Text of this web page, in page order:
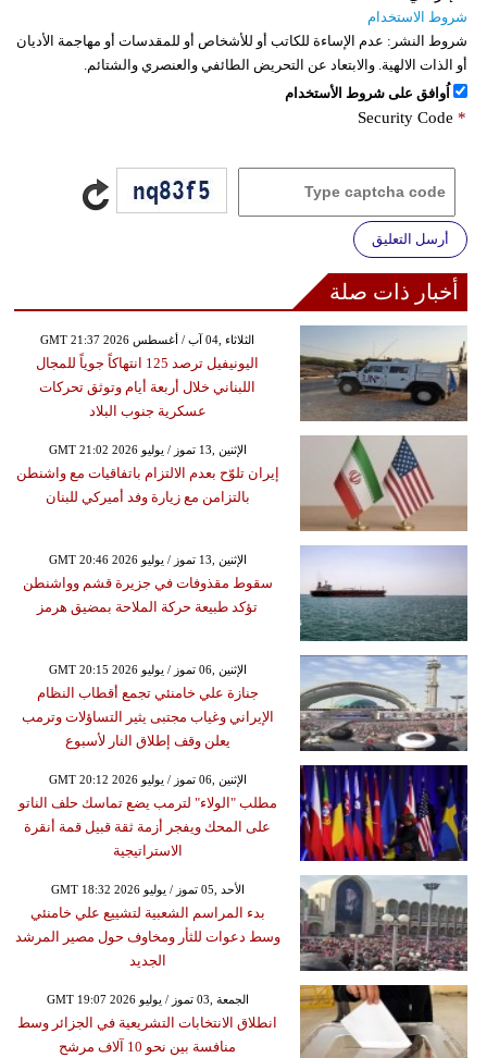
شروط الاستخدام
شروط النشر: عدم الإساءة للكاتب أو للأشخاص أو للمقدسات أو مهاجمة الأديان
أو الذات الالهية. والابتعاد عن التحريض الطائفي والعنصري والشتائم.
اُوافق على شروط الأستخدام
Security Code *
أرسل التعليق
أخبار ذات صلة
GMT 21:37 2026 الثلاثاء ,04 آب / أغسطس
اليونيفيل ترصد 125 انتهاكاً جوياً للمجال
اللبناني خلال أربعة أيام وتوثق تحركات
عسكرية جنوب البلاد
GMT 21:02 2026 الإثنين ,13 تموز / يوليو
إيران تلوّح بعدم الالتزام باتفاقيات مع واشنطن
بالتزامن مع زيارة وفد أميركي للبنان
GMT 20:46 2026 الإثنين ,13 تموز / يوليو
سقوط مقذوفات في جزيرة قشم وواشنطن
تؤكد طبيعة حركة الملاحة بمضيق هرمز
GMT 20:15 2026 الإثنين ,06 تموز / يوليو
جنازة علي خامنئي تجمع أقطاب النظام
الإيراني وغياب مجتبى يثير التساؤلات وترمب
يعلن وقف إطلاق النار لأسبوع
GMT 20:12 2026 الإثنين ,06 تموز / يوليو
مطلب "الولاء" لترمب يضع تماسك حلف الناتو
على المحك ويفجر أزمة ثقة قبيل قمة أنقرة
الاستراتيجية
GMT 18:32 2026 الأحد ,05 تموز / يوليو
بدء المراسم الشعبية لتشييع علي خامنئي
وسط دعوات للثأر ومخاوف حول مصير المرشد
الجديد
GMT 19:07 2026 الجمعة ,03 تموز / يوليو
انطلاق الانتخابات التشريعية في الجزائر وسط
منافسة بين نحو 10 آلاف مرشح